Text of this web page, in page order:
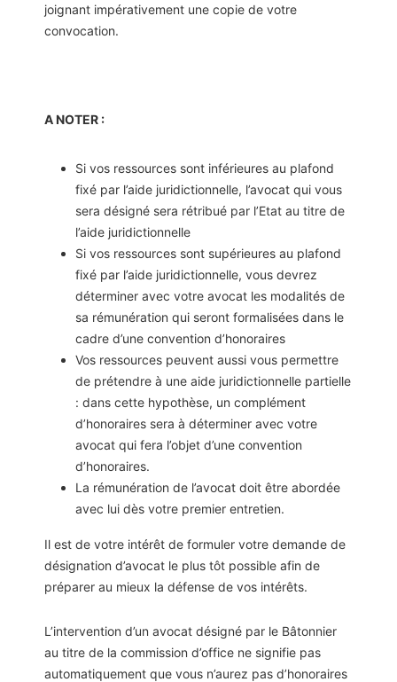
joignant impérativement une copie de votre
convocation.
A NOTER :
Si vos ressources sont inférieures au plafond
fixé par l’aide juridictionnelle, l’avocat qui vous
sera désigné sera rétribué par l’Etat au titre de
l’aide juridictionnelle
Si vos ressources sont supérieures au plafond
fixé par l’aide juridictionnelle, vous devrez
déterminer avec votre avocat les modalités de
sa rémunération qui seront formalisées dans le
cadre d’une convention d’honoraires
Vos ressources peuvent aussi vous permettre
de prétendre à une aide juridictionnelle partielle
: dans cette hypothèse, un complément
d’honoraires sera à déterminer avec votre
avocat qui fera l’objet d’une convention
d’honoraires.
La rémunération de l’avocat doit être abordée
avec lui dès votre premier entretien.
Il est de votre intérêt de formuler votre demande de
désignation d’avocat le plus tôt possible afin de
préparer au mieux la défense de vos intérêts.
L’intervention d’un avocat désigné par le Bâtonnier
au titre de la commission d’office ne signifie pas
automatiquement que vous n’aurez pas d’honoraires